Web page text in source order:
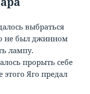
выбраться
не был джинном
лампу.
прорыть себе
Яго предал